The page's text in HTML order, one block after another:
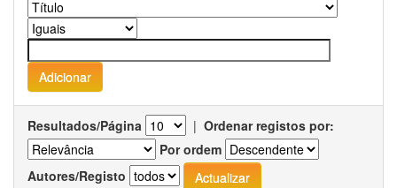
Resultados/Página | Ordenar registos por:
Por ordem
Autores/Registo